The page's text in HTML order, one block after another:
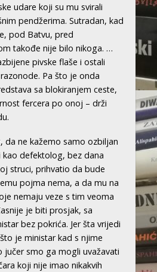
udare koji su mu svirali
pendžerima. Sutradan, kad
pod Batvu, pred
takođe nije bilo nikoga. …
pivske flaše i ostali
Pa što je onda
sa blokiranjem ceste,
fercera po onoj – drži
da ne kažemo samo ozbiljan
kao defektolog, bez dana
struci, prihvatio da bude
pojma nema, a da mu na
nemaju veze s tim veoma
je biti prosjak, sa
bez pokrića. Jer šta vrijedi
je ministar kad s njime
jučer smo ga mogli uvažavati
koji nije imao nikakvih